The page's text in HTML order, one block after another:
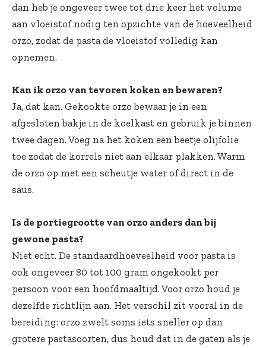
dan heb je ongeveer twee tot drie keer het volume
aan vloeistof nodig ten opzichte van de hoeveelheid
orzo, zodat de pasta de vloeistof volledig kan
opnemen.
Kan ik orzo van tevoren koken en bewaren?
Ja, dat kan. Gekookte orzo bewaar je in een
afgesloten bakje in de koelkast en gebruik je binnen
twee dagen. Voeg na het koken een beetje olijfolie
toe zodat de korrels niet aan elkaar plakken. Warm
de orzo op met een scheutje water of direct in de
saus.
Is de portiegrootte van orzo anders dan bij
gewone pasta?
Niet echt. De standaardhoeveelheid voor pasta is
ook ongeveer 80 tot 100 gram ongekookt per
persoon voor een hoofdmaaltijd. Voor orzo houd je
dezelfde richtlijn aan. Het verschil zit vooral in de
bereiding: orzo zwelt soms iets sneller op dan
grotere pastasoorten, dus houd dat in de gaten als je